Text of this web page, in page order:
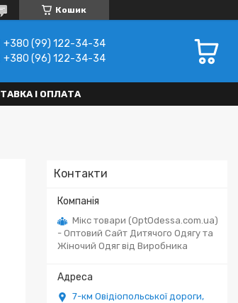
Кошик
+380 (99) 122-34-34
+380 (96) 122-34-34
І ОПЛАТА
Контакти
Мікс товари (OptOdessa.com.ua)
- Оптовий Сайт Дитячого Одягу та
Жіночий Одяг від Виробника
7-км Овідіопольської дороги,